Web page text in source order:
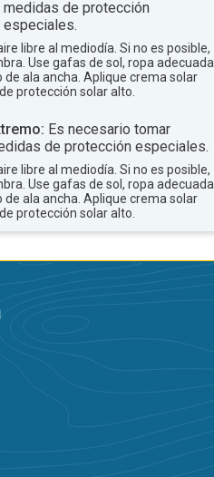
medidas de protección
especiales.
libre al mediodía. Si no es posible,
Use gafas de sol, ropa adecuada
de ala ancha. Aplique crema solar
protección solar alto.
Es necesario tomar
de protección especiales.
libre al mediodía. Si no es posible,
Use gafas de sol, ropa adecuada
de ala ancha. Aplique crema solar
protección solar alto.